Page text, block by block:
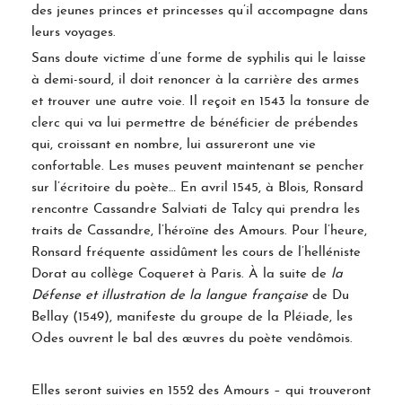
des jeunes princes et princesses qu’il accompagne dans
leurs voyages.
Sans doute victime d’une forme de syphilis qui le laisse
à demi-sourd, il doit renoncer à la carrière des armes
et trouver une autre voie. Il reçoit en 1543 la tonsure de
clerc qui va lui permettre de bénéficier de prébendes
qui, croissant en nombre, lui assureront une vie
confortable. Les muses peuvent maintenant se pencher
sur l’écritoire du poète… En avril 1545, à Blois, Ronsard
rencontre Cassandre Salviati de Talcy qui prendra les
traits de Cassandre, l’héroïne des Amours. Pour l’heure,
Ronsard fréquente assidûment les cours de l’helléniste
Dorat au collège Coqueret à Paris. À la suite de la
Défense et illustration de la langue françaisede Du
Bellay (1549), manifeste du groupe de la Pléiade, les
Odes ouvrent le bal des œuvres du poète vendômois.
Elles seront suivies en 1552 des Amours – qui trouveront